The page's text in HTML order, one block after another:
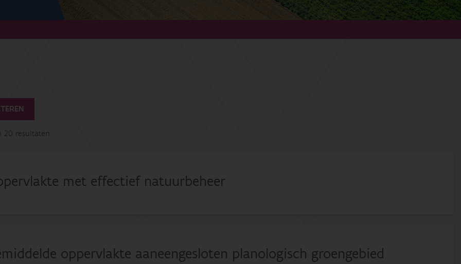
20 resultaten
met effectief natuurbeheer
oppervlakte aaneengesloten planologisch groengebied